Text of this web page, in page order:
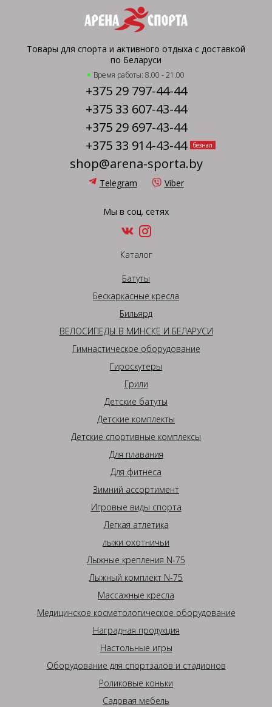
Товары для спорта и активного отдыха с доставкой
по Беларуси
Время работы: 8.00 - 21.00
+375 29 797-44-44
+375 33 607-43-44
+375 29 697-43-44
+375 33 914-43-44
безнал
shop@arena-sporta.by
Telegram Viber
Мы в соц. сетях
Каталог
Батуты
Бескаркасные кресла
Бильярд
ВЕЛОСИПЕДЫ В МИНСКЕ И БЕЛАРУСИ
Гимнастическое оборудование
Гироскутеры
Грили
Детские батуты
Детские комплекты
Детские спортивные комплексы
Для плавания
Для фитнеса
Зимний ассортимент
Игровые виды спорта
Легкая атлетика
лыжи охотничьи
Лыжные крепления N-75
Лыжный комплект N-75
Массажные кресла
Медицинское косметологическое оборудование
Наградная продукция
Настольные игры
Оборудование для спортзалов и стадионов
Роликовые коньки
Садовая мебель